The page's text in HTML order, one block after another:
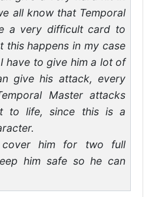
all know that Temporal
a very difficult card to
this happens in my case
have to give him a lot of
give his attack, every
Master attacks
to life, since this is a
him for two full
him safe so he can